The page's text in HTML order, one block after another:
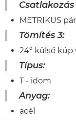
Csatlakozás
METRIKUS
Tömítés 3:
24° külső kúp
Típus:
T - idom
Anyag:
acél